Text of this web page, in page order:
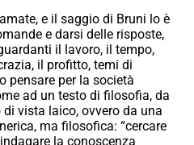
e il saggio di Bruni lo è
e darsi delle risposte,
il lavoro, il tempo,
il profitto, temi di
pensare per la società
ad un testo di filosofia, da
di vista laico, ovvero da una
ma filosofica: “cercare
la conoscenza